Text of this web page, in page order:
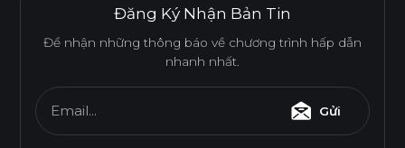
Đăng Ký Nhận Bản Tin
Để nhận những thông báo về chương trình hấp dẫn
nhanh nhất.
Email... Gửi